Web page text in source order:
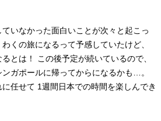
いなかった面白いことが次々と起こっ
くの旅になるって予感していたけど、
とは！ この後予定が続いているので、
ガポールに帰ってからになるかも…。
任せて 1週間日本での時間を楽しんでき